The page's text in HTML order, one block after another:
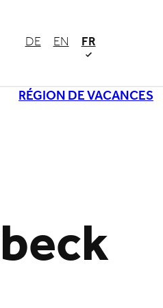
DE EN FR
RÉGION DE VACANCES